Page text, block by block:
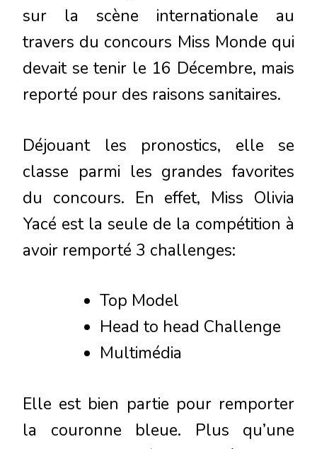
sur la scène internationale au
travers du concours Miss Monde qui
devait se tenir le 16 Décembre, mais
reporté pour des raisons sanitaires.
Déjouant les pronostics, elle se
classe parmi les grandes favorites
du concours. En effet, Miss Olivia
Yacé est la seule de la compétition à
avoir remporté 3 challenges:
Top Model
Head to head Challenge
Multimédia
Elle est bien partie pour remporter
la couronne bleue. Plus qu’une